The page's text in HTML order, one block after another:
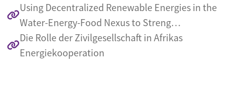
Using Decentralized Renewable Energies in the
Water-Energy-Food Nexus to Streng…
Die Rolle der Zivilgesellschaft in Afrikas
Energiekooperation